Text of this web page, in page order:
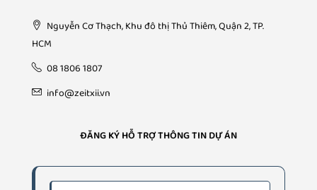
Nguyễn Cơ Thạch, Khu đô thị Thủ Thiêm, Quận 2, TP.
HCM
08 1806 1807
info@zeitxii.vn
ĐĂNG KÝ HỖ TRỢ THÔNG TIN DỰ ÁN